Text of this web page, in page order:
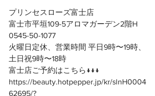
プリンセスローズ富士店
富士市平垣109-5アロマガーデン2階H
0545-50-1077
火曜日定休、営業時間 平日9時〜19時、
土日祝9時〜18時
富士店ご予約はこちら↓↓↓
https://beauty.hotpepper.jp/kr/slnH0004
62695/?